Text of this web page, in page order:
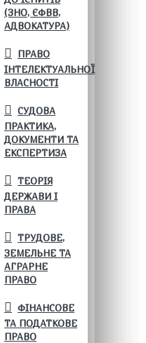
(ЗНО, ЄФВВ,
АДВОКАТУРА)
ПРАВО
ІНТЕЛЕКТУАЛЬНОЇ
ВЛАСНОСТІ
СУДОВА
ПРАКТИКА,
ДОКУМЕНТИ ТА
ЕКСПЕРТИЗА
ТЕОРІЯ
ДЕРЖАВИ І
ПРАВА
ТРУДОВЕ,
ЗЕМЕЛЬНЕ ТА
АГРАРНЕ
ПРАВО
ФІНАНСОВЕ
ТА ПОДАТКОВЕ
ПРАВО